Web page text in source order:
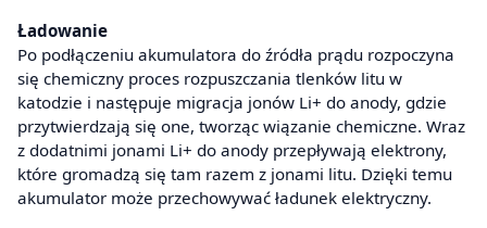
Ładowanie
Po podłączeniu akumulatora do źródła prądu rozpoczyna
się chemiczny proces rozpuszczania tlenków litu w
katodzie i następuje migracja jonów Li+ do anody, gdzie
przytwierdzają się one, tworząc wiązanie chemiczne. Wraz
z dodatnimi jonami Li+ do anody przepływają elektrony,
które gromadzą się tam razem z jonami litu. Dzięki temu
akumulator może przechowywać ładunek elektryczny.